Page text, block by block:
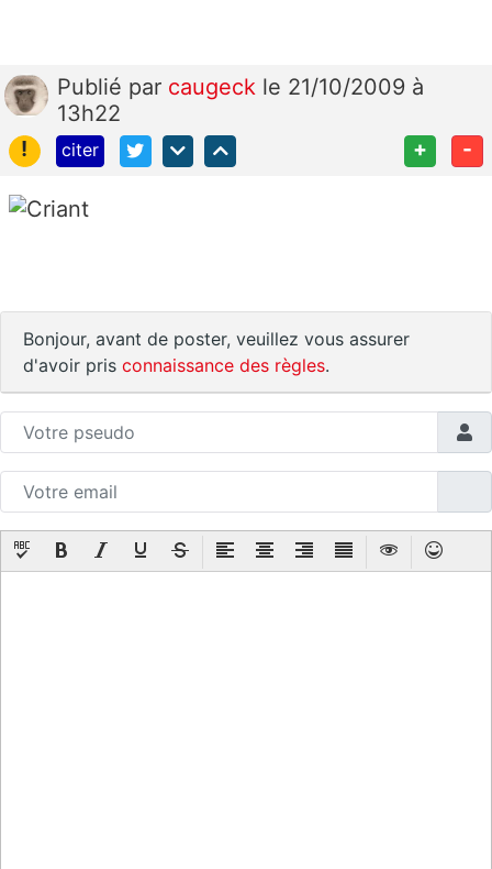
Publié par caugeck le 21/10/2009 à
13h22
!
citer + -
Bonjour, avant de poster, veuillez vous assurer
d'avoir pris connaissance des règles.